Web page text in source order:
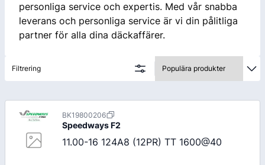
personliga service och expertis. Med vår snabba
leverans och personliga service är vi din pålitliga
partner för alla dina däckaffärer.
Filtrering
BK19800206
SpeedwaysF2
11.00-16 124A8 (12PR) TT 1600@40